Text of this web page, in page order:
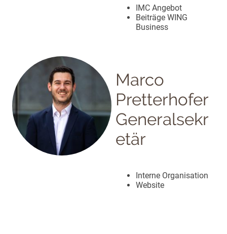
IMC Angebot
Beiträge WING
Business
Marco
Pretterhofer
Generalsekr
etär
Interne Organisation
Website